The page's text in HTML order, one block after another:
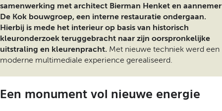
samenwerking met architect Bierman Henket en aannemer
De Kok bouwgroep, een interne restauratie ondergaan.
Hierbij is mede het interieur op basis van historisch
kleuronderzoek teruggebracht naar zijn oorspronkelijke
uitstraling en kleurenpracht. Met nieuwe techniek werd een
moderne multimediale experience gerealiseerd.
Een monument vol nieuwe energie